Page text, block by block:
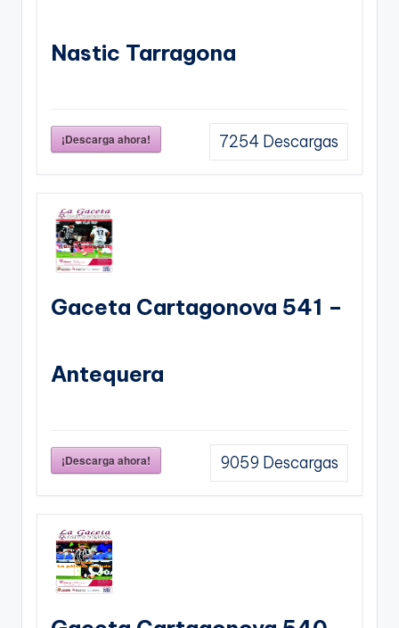
Nastic Tarragona
¡Descarga ahora! 7254 Descargas
Gaceta Cartagonova 541 –
Antequera
¡Descarga ahora! 9059 Descargas